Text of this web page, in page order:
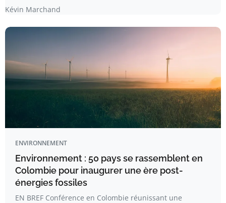
Kévin Marchand
ENVIRONNEMENT
Environnement : 50 pays se rassemblent en
Colombie pour inaugurer une ère post-
énergies fossiles
EN BREF Conférence en Colombie réunissant une